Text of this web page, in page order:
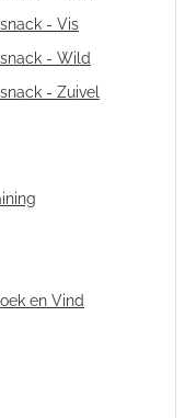
- Vis
- Wild
- Zuivel
en Vind